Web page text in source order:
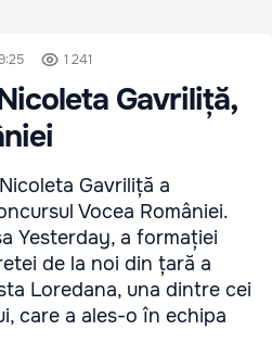
1 241
Gavriliță,
Gavriliță a
Vocea României.
Yesterday, a formației
de la noi din țară a
Loredana, una dintre cei
care a ales-o în echipa